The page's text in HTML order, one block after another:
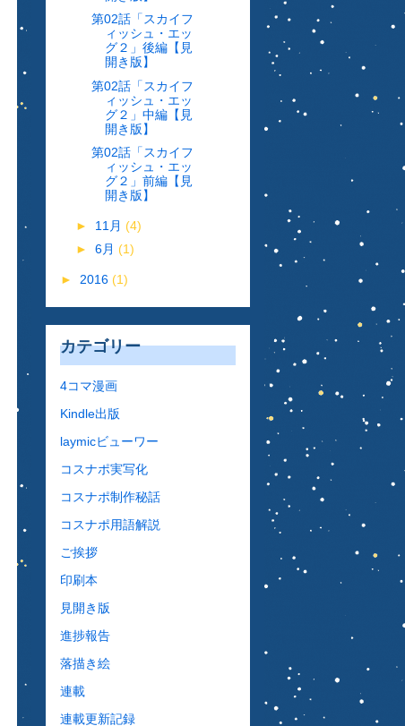
第02話「スカイフ
ィッシュ・エッ
グ２」後編【見
開き版】
第02話「スカイフ
ィッシュ・エッ
グ２」中編【見
開き版】
第02話「スカイフ
ィッシュ・エッ
グ２」前編【見
開き版】
► 11月 (4)
► 6月 (1)
► 2016 (1)
カテゴリー
4コマ漫画
Kindle出版
laymicビューワー
コスナポ実写化
コスナポ制作秘話
コスナポ用語解説
ご挨拶
印刷本
見開き版
進捗報告
落描き絵
連載
連載更新記録